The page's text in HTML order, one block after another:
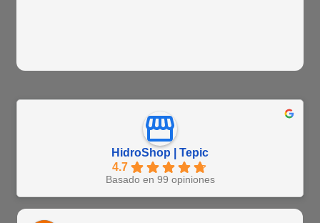
HidroShop | Tepic
4.7
Basado en 99 opiniones